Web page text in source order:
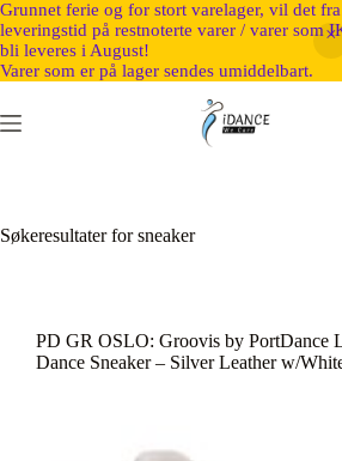
Grunnet ferie og for stort varelager, vil det
leveringstid på restnoterte varer / varer som
bli leveres i August!
Varer som er på lager sendes umiddelbart.
Søkeresultater for sneaker
PD GR OSLO: Groovis by PortDance
Dance Sneaker – Silver Leather w/